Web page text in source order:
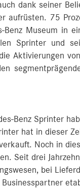
dank seiner
aufrüsten. 75
Benz Museum in
Sprinter und
Aktivierungen
Benz Sprinter
hat in dieser
Noch in
Seit drei
bei